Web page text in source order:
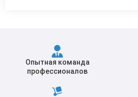
Опытная команда
профессионалов